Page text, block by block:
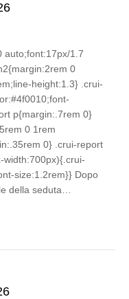
auto;font:17px/1.7
0
height:1.3} .crui-
p{margin:.7rem 0}
0 1rem
0} .crui-report
width:700px){.crui-
size:1.2rem}} Dopo
della seduta…